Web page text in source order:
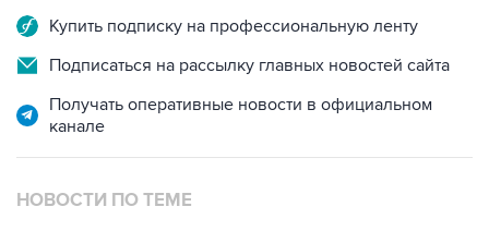
Купить подписку на профессиональную ленту
Подписаться на рассылку главных новостей сайта
Получать оперативные новости в официальном
канале
НОВОСТИ ПО ТЕМЕ